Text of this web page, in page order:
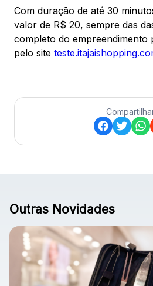
Com duração de até 30
valor de R$ 20, sempre das
completo do empreendimento
pelo site
Outras Novidades